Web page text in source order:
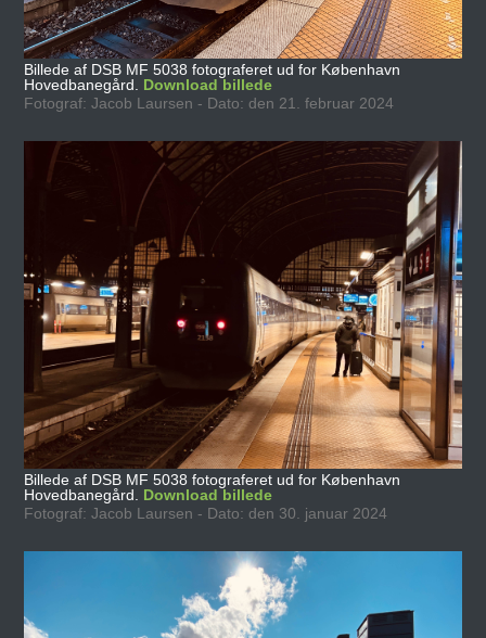
Billede af DSB MF 5038 fotograferet ud for København
Hovedbanegård. Download billede
Fotograf: Jacob Laursen - Dato: den 21. februar 2024
Billede af DSB MF 5038 fotograferet ud for København
Hovedbanegård. Download billede
Fotograf: Jacob Laursen - Dato: den 30. januar 2024